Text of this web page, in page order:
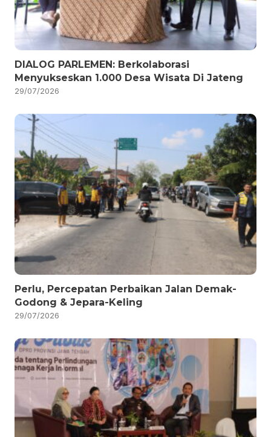
DIALOG PARLEMEN: Berkolaborasi
Menyukseskan 1.000 Desa Wisata Di Jateng
29/07/2026
Perlu, Percepatan Perbaikan Jalan Demak-
Godong & Jepara-Keling
29/07/2026